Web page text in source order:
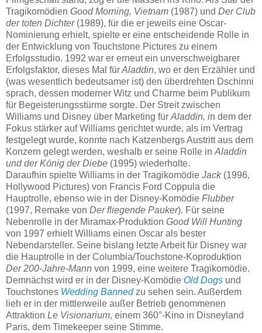
Tragikomödien Good Morning, Vietnam (1987) und Der Club
der toten Dichter(1989), für die er jeweils eine Oscar-
Nominierung erhielt, spielte er eine entscheidende Rolle in
der Entwicklung von Touchstone Pictures zu einem
Erfolgsstudio. 1992 war er erneut ein unverschweigbarer
Erfolgsfaktor, dieses Mal fürAladdin, wo er den Erzähler und
(was wesentlich bedeutsamer ist) den überdrehten Dschinni
sprach, dessen moderner Witz und Charme beim Publikum
für Begeisterungsstürme sorgte. Der Streit zwischen
Williams und Disney über Marketing für Aladdin, in dem der
Fokus stärker auf Williams gerichtet wurde, als im Vertrag
festgelegt wurde, konnte nach Katzenbergs Austritt aus dem
Konzern gelegt werden, weshalb er seine Rolle in Aladdin
und der König der Diebe (1995) wiederholte.
Daraufhin spielte Williams in der Tragikomödie Jack(1996,
Hollywood Pictures) von Francis Ford Coppula die
Hauptrolle, ebenso wie in der Disney-Komödie Flubber
(1997, Remake von Der fliegende Pauker). Für seine
Nebenrolle in der Miramax-Produktion Good Will Hunting
von 1997 erhielt Williams einen Oscar als bester
Nebendarsteller. Seine bislang letzte Arbeit für Disney war
die Hauptrolle in der Columbia/Touchstone-Koproduktion
Der 200-Jahre-Mann von 1999, eine weitere Tragikomödie.
Demnächst wird er in der Disney-Komödie Old Dogs und
Touchstones Wedding Bannedzu sehen sein. Außerdem
lieh er in der mittlerweile außer Betrieb genommenen
Attraktion Le Visionarium, einem 360°-Kino in Disneyland
Paris, dem Timekeeper seine Stimme.